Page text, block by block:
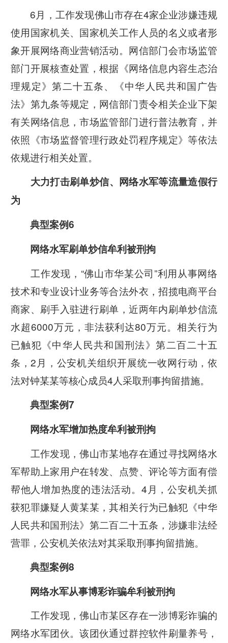
6月，工作发现佛山市存在4家企业涉嫌违规
使用国家机关、国家机关工作人员的名义或者形
象开展网络商业营销活动。网信部门会市场监管
部门开展核查处置，根据《网络信息内容生态治
理规定》第二十五条、《中华人民共和国广告
法》第九条等规定，网信部门责令相关企业下架
有关网络信息，市场监管部门进行普法教育，并
依照《市场监督管理行政处罚程序规定》等依法
依规进行相关处置。
大力打击刷单炒信、 网络水军等流量造假行
为
典型案例6
网络水军刷单炒信牟利被刑拘
工作发现，“佛山市华某公司”利用从事网络
技术和专业设计业务等合法外衣，招揽电商平台
商家、刷手入驻进行刷单，近两年内刷单炒信流
水超6000万元，非法获利达80万元。相关行为
已触犯《中华人民共和国刑法》第二百二十五
条，2月，公安机关组织开展统一收网行动，依
法对钟某某等核心成员4人采取刑事拘留措施。
典型案例7
网络水军增加热度牟利被刑拘
工作发现，佛山市某地存在通过寻找网络水
军帮助上家用户在转发、点赞、评论等方面有偿
帮他人增加热度的违法活动。4月，公安机关抓
获犯罪嫌疑人黄某某，其相关行为已触犯《中华
人民共和国刑法》第二百二十五条，涉嫌非法经
营罪，公安机关依法对其采取刑事拘留措施。
典型案例8
网络水军从事博彩诈骗牟利被刑拘
工作发现，佛山市某区存在一涉博彩诈骗的
网络水军团伙。该团伙通过群控软件刷量养号，